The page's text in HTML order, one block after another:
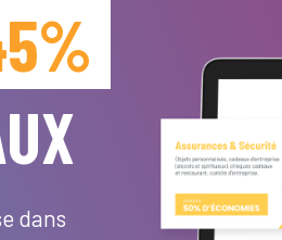
dans